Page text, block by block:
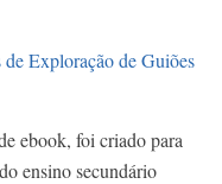
Exploração de Guiões
ebook, foi criado para
ensino secundário